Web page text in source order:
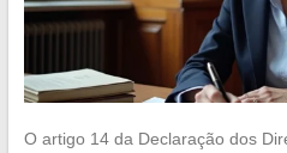
O artigo 14 da Declaração dos